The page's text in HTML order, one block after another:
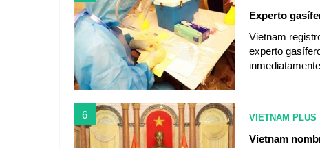
Experto
Vietnam
experto
6 VIETNAM PLUS
Vietnam